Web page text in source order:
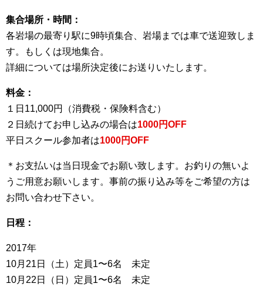
集合場所・時間：
各岩場の最寄り駅に9時頃集合、岩場までは車で送迎致しま
す。もしくは現地集合。
詳細については場所決定後にお送りいたします。
料金：
１日11,000円（消費税・保険料含む）
２日続けてお申し込みの場合は1000円OFF
平日スクール参加者は1000円OFF
＊お支払いは当日現金でお願い致します。お釣りの無いよ
うご用意お願いします。事前の振り込み等をご希望の方は
お問い合わせ下さい。
日程：
2017年
10月21日（土）定員1〜6名 未定
10月22日（日）定員1〜6名 未定